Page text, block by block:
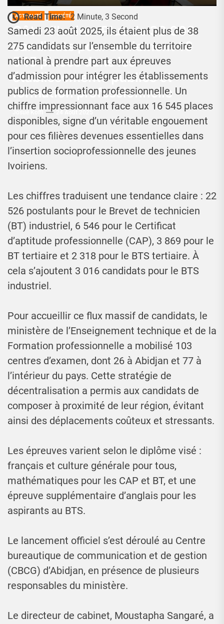
ACTUALITÉ SOCIÉTÉ
Côte d’Ivoire : Plus de 38 000
candidats pour seulement 16
545 places dans les
établissements publics et
formation professionnelle
Read Time: 2 Minute, 3 Second
Samedi 23 août 2025, ils étaient plus de 38
275 candidats sur l’ensemble du territoire
national à prendre part aux épreuves
d’admission pour intégrer les établissements
publics de formation professionnelle. Un
chiffre impressionnant face aux 16 545 places
disponibles, signe d’un véritable engouement
pour ces filières devenues essentielles dans
l’insertion socioprofessionnelle des jeunes
Ivoiriens.
Les chiffres traduisent une tendance claire : 22
526 postulants pour le Brevet de technicien
(BT) industriel, 6 546 pour le Certificat
d’aptitude professionnelle (CAP), 3 869 pour le
BT tertiaire et 2 318 pour le BTS tertiaire. À
cela s’ajoutent 3 016 candidats pour le BTS
industriel.
Pour accueillir ce flux massif de candidats, le
ministère de l’Enseignement technique et de la
Formation professionnelle a mobilisé 103
centres d’examen, dont 26 à Abidjan et 77 à
l’intérieur du pays. Cette stratégie de
décentralisation a permis aux candidats de
composer à proximité de leur région, évitant
ainsi des déplacements coûteux et stressants.
Les épreuves varient selon le diplôme visé :
français et culture générale pour tous,
mathématiques pour les CAP et BT, et une
épreuve supplémentaire d’anglais pour les
aspirants au BTS.
Le lancement officiel s’est déroulé au Centre
bureautique de communication et de gestion
(CBCG) d’Abidjan, en présence de plusieurs
responsables du ministère.
Le directeur de cabinet, Moustapha Sangaré, a